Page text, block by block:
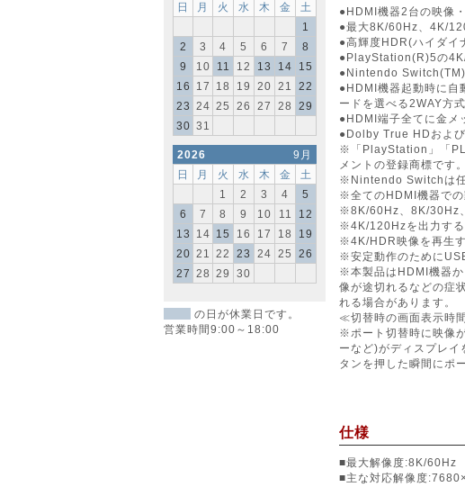
日
月 火 水 木 金
土
1
2
3 4 5 6 7
8
9
10 11 12 13 14
15
16
17 18 19 20 21
22
23
24 25 26 27 28
29
30 31
2026
9月
日
月 火 水 木 金
土
1
2 3 4
5
6
7 8 9 10 11
12
13
14 15 16 17 18
19
20
21 22 23 24 25
26
27
28 29 30
の日が休業日です。
営業時間9:00～18:00
●HDMI機器2台の映像
●最大8K/60Hz、4K/
●高輝度HDR(ハイダイ
●PlayStation(R)5の
●Nintendo
●HDMI機器起動時に自
ードを選べる2WAY方式
●HDMI端子全てに金メ
●Dolby True HDおよ
※「PlayStation」「
メントの登録商標です。
※Nintendo Switchは任
※全てのHDMI機器での
※8K/60Hz、8K/30Hz
※4K/120Hzを出力する
※4K/HDR映像を再生す
※安定動作のために
※本製品はHDMI機器か
像が途切れるなどの症
れる場合があります。
≪切替時の画面表示時
※ポート切替時に映像
ーなど)がディスプレ
タンを押した瞬間にポ
仕様
■最大解像度:8K/60Hz
■主な対応解像度